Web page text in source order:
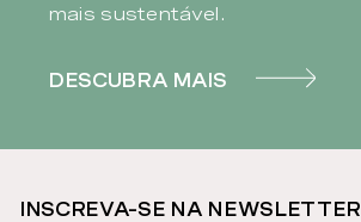
mais sustentável.
DESCUBRA MAIS
INSCREVA-SE NA NEWSLETTER